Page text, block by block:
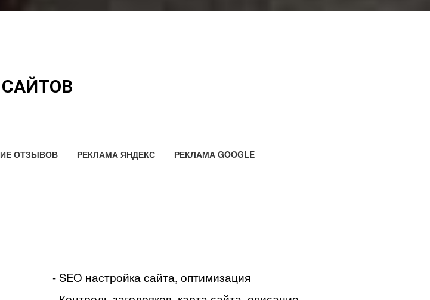
ОТЗЫВОВ РЕКЛАМА ЯНДЕКС РЕКЛАМА GOOGLE
- SEO настройка сайта, оптимизация